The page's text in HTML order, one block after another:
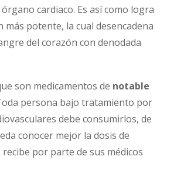
cardiaco. Es así como logra
más potente, la cual desencadena
del corazón con denodada
son medicamentos de notable
persona bajo tratamiento por
debe consumirlos, de
conocer mejor la dosis de
recibe por parte de sus médicos